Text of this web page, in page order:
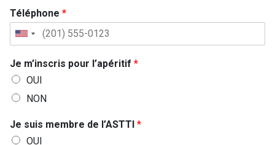
Téléphone *
U
S
Je m’inscris pour l’apéritif *
OUI
NON
d
e
Je suis membre de l’ASTTI *
OUI